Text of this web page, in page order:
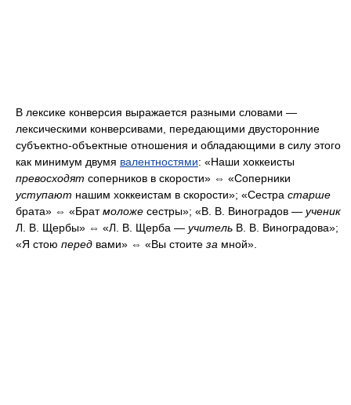
В лексике конверсия выражается разными словами —
лексическими конверсивами, передающими двусторонние
субъектно-объектные отношения и обладающими в силу этого
как минимум двумя валентностями: «Наши хоккеисты
превосходят соперников в скорости» ⇔ «Соперники
уступают нашим хоккеистам в скорости»; «Сестра старше
брата» ⇔ «Братмоложе сестры»; «В. В. Виноградов — ученик
Л. В. Щербы» ⇔ «Л. В. Щерба — учитель В. В. Виноградова»;
«Я стою перед вами» ⇔ «Вы стоите за мной».